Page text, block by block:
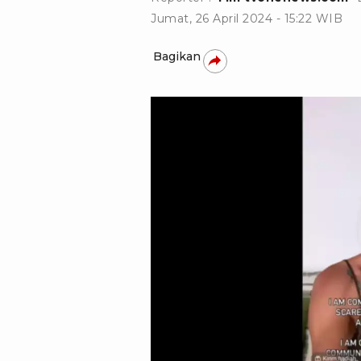
Jumat, 26 April 2024 - 15:22 WIB
Bagikan